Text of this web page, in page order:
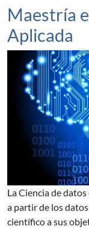
Maestría
Aplicada
La Ciencia de
a partir de los
científico a sus